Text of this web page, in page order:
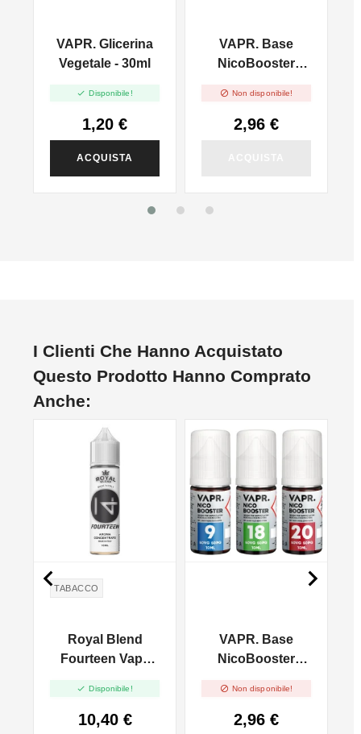
VAPR. Glicerina
Vegetale - 30ml
 Disponibile!
1,20 €
ACQUISTA
VAPR. Base
NicoBooster
 Non disponibile!
2,96 €
I Clienti Che Hanno Acquistato
Questo Prodotto Hanno Comprato
Anche:
TABACCO
Royal Blend
Fourteen Vape
 Disponibile!
10,40 €
VAPR. Base
NicoBooster
 Non disponibile!
2,96 €
 